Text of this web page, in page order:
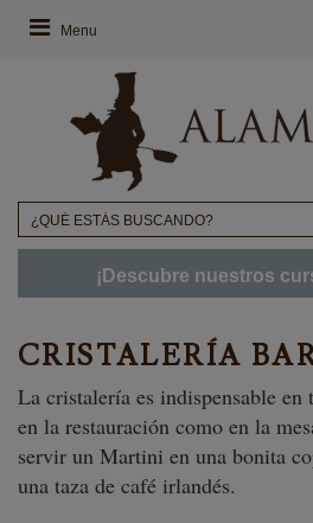
Menu
¡Descubre nuestros
CRISTALERÍA
La cristalería es indispensable en
en la restauración como en la
servir un Martini en una bonita
una taza de café irlandés.